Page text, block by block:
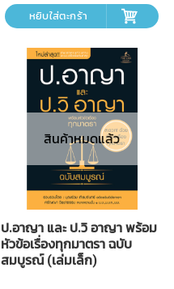
หยิบใส่ตะกร้า
สินค้าหมดแล้ว
ป.อาญา และ ป.วิ อาญา พร้อม
หัวข้อเรื่องทุกมาตรา ฉบับ
สมบูรณ์ (เล่มเล็ก)